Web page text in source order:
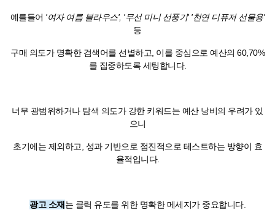
예를들어 '여자 여름 블라우스', '무선 미니 선풍기' '천연 디퓨저 선물용'
등
구매 의도가 명확한 검색어를 선별하고, 이를 중심으로 예산의 60,70%
를 집중하도록 세팅합니다.
너무 광범위하거나 탐색 의도가 강한 키워드는 예산 낭비의 우려가 있
으니
초기에는 제외하고, 성과 기반으로 점진적으로 테스트하는 방향이 효
율적입니다.
광고 소재 는 클릭 유도를 위한 명확한 메세지가 중요합니다.